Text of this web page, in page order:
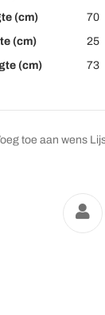
(cm)
70
(cm)
25
(cm)
73
toe aan wens